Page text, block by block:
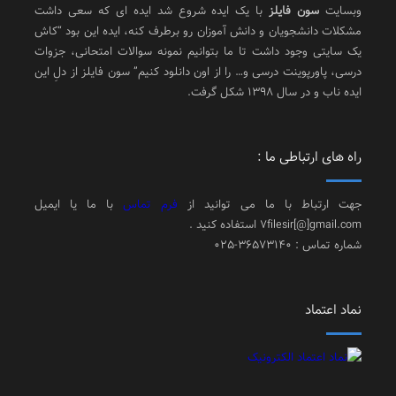
وبسایت سون فایلزبا یک ایده شروع شد ایده ای که سعی داشت
مشکلات دانشجویان و دانش آموزان رو برطرف کنه، ایده این بود “کاش
یک سایتی وجود داشت تا ما بتوانیم نمونه سوالات امتحانی، جزوات
درسی، پاورپوینت درسی و… را از اون دانلود کنیم” سون فایلز از دلِ این
ایده ناب و در سال 1398 شکل گرفت.
راه های ارتباطی ما :
جهت ارتباط با ما می توانید از فرم تماس با ما یا ایمیل
7filesir[@]gmail.com استفاده کنید .
شماره تماس : 36573140-025
نماد اعتماد